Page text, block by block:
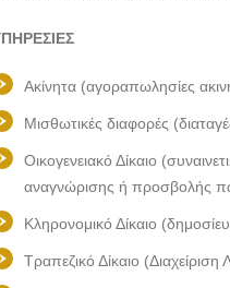
Ακίνητα (αγοραπωλησίες
Μισθωτικές διαφορές
Οικογενειακό Δίκαιο
αναγνώρισης ή προσβολής
Κληρονομικό Δίκαιο
Τραπεζικό Δίκαιο